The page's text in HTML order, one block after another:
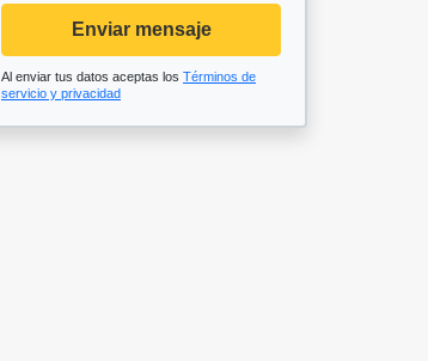
Enviar mensaje
Al enviar tus datos aceptas los Términos de
servicio y privacidad